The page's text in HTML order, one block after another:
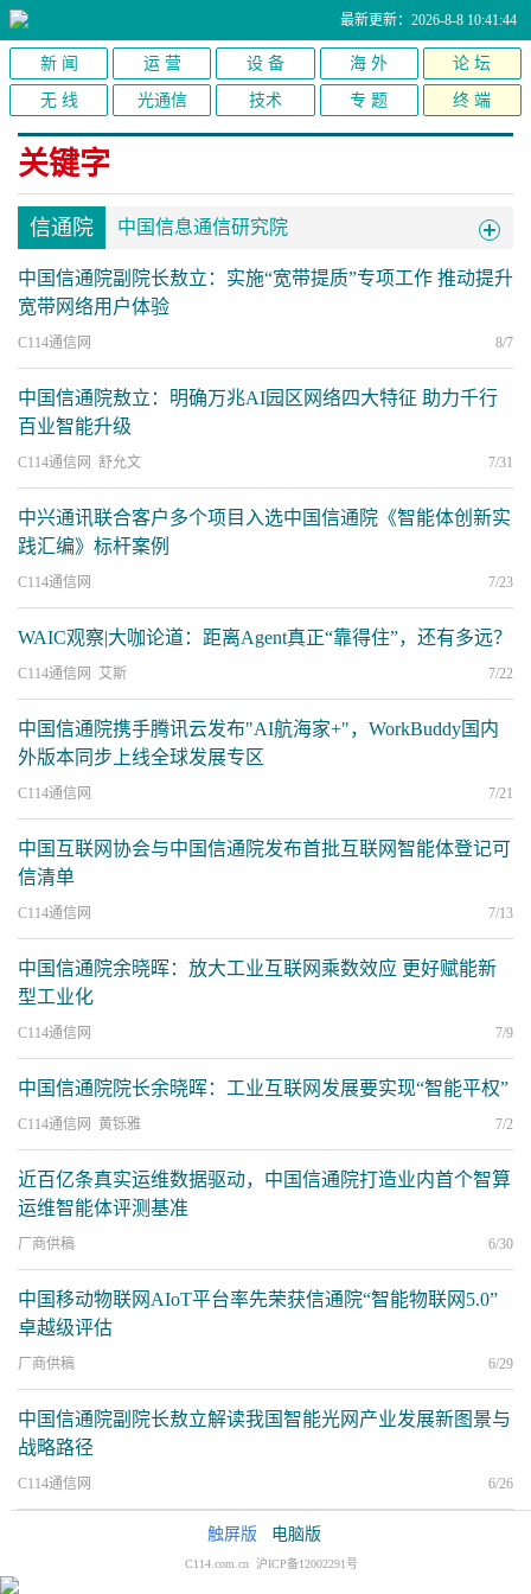
最新更新：2026-8-8 10:41:44
新 闻 运 营 设 备 海 外 论 坛
无 线 光通信 技术 专 题 终 端
关键字
信通院 中国信息通信研究院
中国信通院副院长敖立：实施“宽带提质”专项工作 推动提升
宽带网络用户体验
C114通信网 8/7
中国信通院敖立：明确万兆AI园区网络四大特征 助力千行
百业智能升级
C114通信网 舒允文 7/31
中兴通讯联合客户多个项目入选中国信通院《智能体创新实
践汇编》标杆案例
C114通信网 7/23
WAIC观察|大咖论道：距离Agent真正“靠得住”，还有多远？
C114通信网 艾斯 7/22
中国信通院携手腾讯云发布"AI航海家+"，WorkBuddy国内
外版本同步上线全球发展专区
C114通信网 7/21
中国互联网协会与中国信通院发布首批互联网智能体登记可
信清单
C114通信网 7/13
中国信通院余晓晖：放大工业互联网乘数效应 更好赋能新
型工业化
C114通信网 7/9
中国信通院院长余晓晖：工业互联网发展要实现“智能平权”
C114通信网 黄铄雅 7/2
近百亿条真实运维数据驱动，中国信通院打造业内首个智算
运维智能体评测基准
厂商供稿 6/30
中国移动物联网AIoT平台率先荣获信通院“智能物联网5.0”
卓越级评估
厂商供稿 6/29
中国信通院副院长敖立解读我国智能光网产业发展新图景与
战略路径
C114通信网 6/26
触屏版 电脑版
C114.com.cn 沪ICP备12002291号